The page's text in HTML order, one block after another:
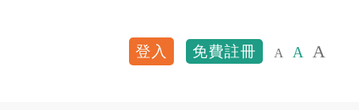
User account
登入 免費註冊 A A A